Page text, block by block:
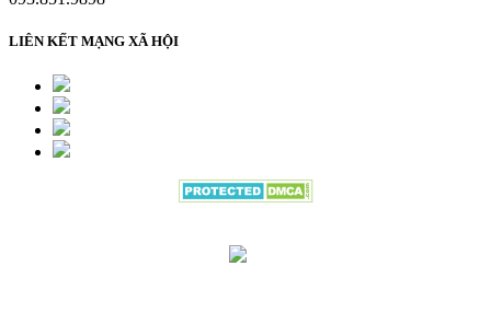
LIÊN KẾT MẠNG XÃ HỘI